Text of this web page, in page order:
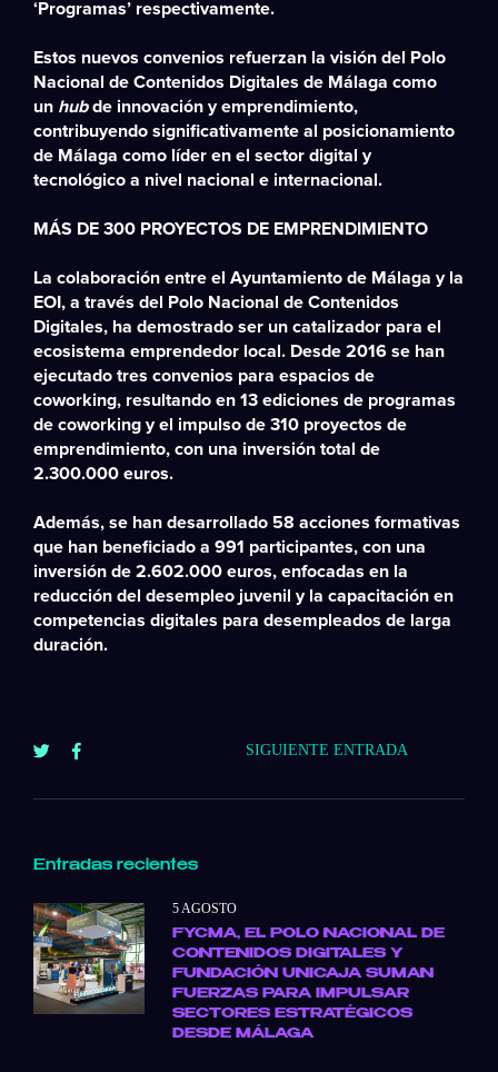
‘Programas’ respectivamente.
Estos nuevos convenios refuerzan la visión del Polo
Nacional de Contenidos Digitales de Málaga como
un hubde innovación y emprendimiento,
contribuyendo significativamente al posicionamiento
de Málaga como líder en el sector digital y
tecnológico a nivel nacional e internacional.
MÁS DE 300 PROYECTOS DE EMPRENDIMIENTO
La colaboración entre el Ayuntamiento de Málaga y la
EOI, a través del Polo Nacional de Contenidos
Digitales, ha demostrado ser un catalizador para el
ecosistema emprendedor local. Desde 2016 se han
ejecutado tres convenios para espacios de
coworking, resultando en 13 ediciones de programas
de coworking y el impulso de 310 proyectos de
emprendimiento, con una inversión total de
2.300.000 euros.
Además, se han desarrollado 58 acciones formativas
que han beneficiado a 991 participantes, con una
inversión de 2.602.000 euros, enfocadas en la
reducción del desempleo juvenil y la capacitación en
competencias digitales para desempleados de larga
duración.
SIGUIENTE ENTRADA
Entradas recientes
5 AGOSTO
FYCMA, EL POLO NACIONAL DE
CONTENIDOS DIGITALES Y
FUNDACIÓN UNICAJA SUMAN
FUERZAS PARA IMPULSAR
SECTORES ESTRATÉGICOS
DESDE MÁLAGA